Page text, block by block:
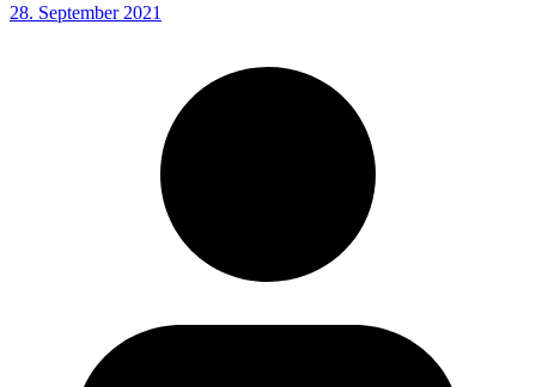
28. September 2021